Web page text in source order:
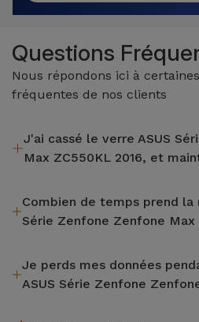
Questions
Nous répondons ici à
fréquentes de nos clients
J'ai cassé le verre ASUS
Max ZC550KL 2016, et
de 2 ans. Trouvez le magasin le
Combien de temps prend la
Série Zenfone Zenfone Max
l'écran, sont effectuées en
Je perds mes données
ASUS Série Zenfone